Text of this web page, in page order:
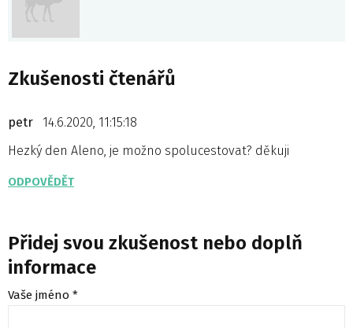
Zkušenosti čtenářů
petr
14.6.2020, 11:15:18
Hezký den Aleno, je možno spolucestovat? děkuji
ODPOVĚDĚT
Přidej svou zkušenost nebo doplň
informace
Vaše jméno *